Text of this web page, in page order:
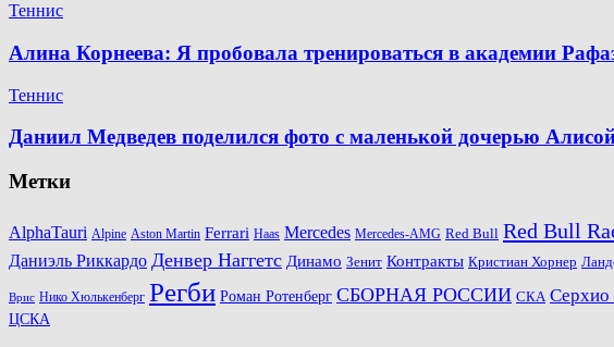
Теннис
Алина Корнеева: Я пробовала тренироваться в академии
Теннис
Даниил Медведев поделился фото с маленькой дочерью
Метки
AlphaTauri Alpine Aston Martin Ferrari Haas Mercedes Mercedes-AMG Red Bull Red Bull
Даниэль Риккардо Денвер Наггетс Динамо Зенит Контракты Кристиан Хорнер
Врис Нико Хюлькенберг Регби Роман Ротенберг СБОРНАЯ РОССИИ СКА Серхио
ЦСКА